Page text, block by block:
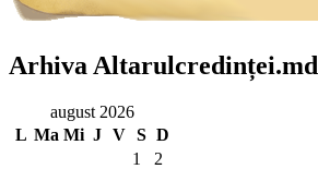
Arhiva Altarulcredinței.md
august 2026
L Ma Mi J V S D
1
2